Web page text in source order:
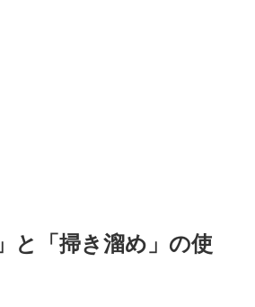
と「掃き溜め」の使